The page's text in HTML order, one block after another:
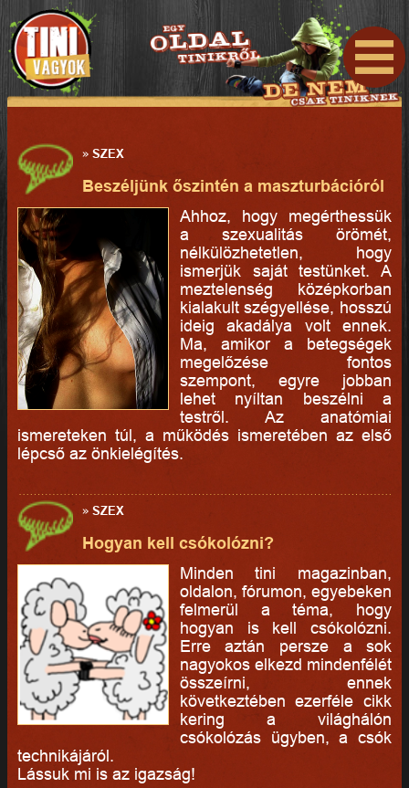
»SZEX
Beszéljünk őszintén a maszturbációról
Ahhoz, hogy megérthessük
a szexualitás örömét,
nélkülözhetetlen, hogy
ismerjük saját testünket. A
meztelenség középkorban
kialakult szégyellése, hosszú
ideig akadálya volt ennek.
Ma, amikor a betegségek
megelőzése fontos
szempont, egyre jobban
lehet nyíltan beszélni a
testről. Az anatómiai
ismereteken túl, a működés ismeretében az első
lépcső az önkielégítés.
»SZEX
Hogyan kell csókolózni?
Minden tini magazinban,
oldalon, fórumon, egyebeken
felmerül a téma, hogy
hogyan is kell csókolózni.
Erre aztán persze a sok
nagyokos elkezd mindenfélét
összeírni, ennek
következtében ezerféle cikk
kering a világhálón
csókolózás ügyben, a csók
technikájáról.
Lássuk mi is az igazság!